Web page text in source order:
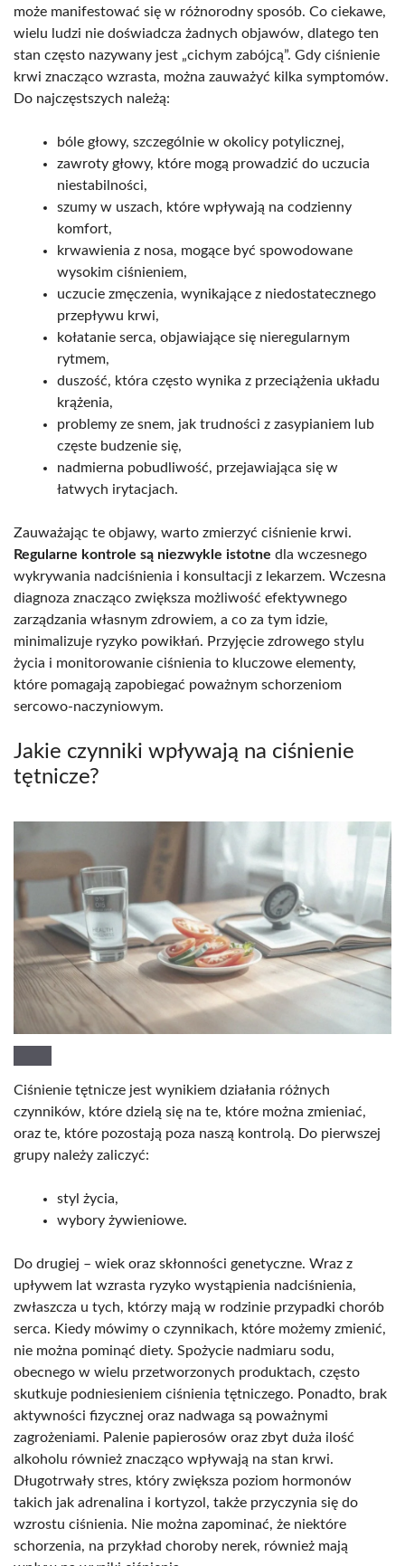
może manifestować się w różnorodny sposób. Co ciekawe,
wielu ludzi nie doświadcza żadnych objawów, dlatego ten
stan często nazywany jest „cichym zabójcą”. Gdy ciśnienie
krwi znacząco wzrasta, można zauważyć kilka symptomów.
Do najczęstszych należą:
bóle głowy, szczególnie w okolicy potylicznej,
zawroty głowy, które mogą prowadzić do uczucia
niestabilności,
szumy w uszach, które wpływają na codzienny
komfort,
krwawienia z nosa, mogące być spowodowane
wysokim ciśnieniem,
uczucie zmęczenia, wynikające z niedostatecznego
przepływu krwi,
kołatanie serca, objawiające się nieregularnym
rytmem,
duszość, która często wynika z przeciążenia układu
krążenia,
problemy ze snem, jak trudności z zasypianiem lub
częste budzenie się,
nadmierna pobudliwość, przejawiająca się w
łatwych irytacjach.
Zauważając te objawy, warto zmierzyć ciśnienie krwi.
Regularne kontrole są niezwykle istotne dla wczesnego
wykrywania nadciśnienia i konsultacji z lekarzem. Wczesna
diagnoza znacząco zwiększa możliwość efektywnego
zarządzania własnym zdrowiem, a co za tym idzie,
minimalizuje ryzyko powikłań. Przyjęcie zdrowego stylu
życia i monitorowanie ciśnienia to kluczowe elementy,
które pomagają zapobiegać poważnym schorzeniom
sercowo-naczyniowym.
Jakie czynniki wpływają na ciśnienie
tętnicze?
Ciśnienie tętnicze jest wynikiem działania różnych
czynników, które dzielą się na te, które można zmieniać,
oraz te, które pozostają poza naszą kontrolą. Do pierwszej
grupy należy zaliczyć:
styl życia,
wybory żywieniowe.
Do drugiej – wiek oraz skłonności genetyczne. Wraz z
upływem lat wzrasta ryzyko wystąpienia nadciśnienia,
zwłaszcza u tych, którzy mają w rodzinie przypadki chorób
serca. Kiedy mówimy o czynnikach, które możemy zmienić,
nie można pominąć diety. Spożycie nadmiaru sodu,
obecnego w wielu przetworzonych produktach, często
skutkuje podniesieniem ciśnienia tętniczego. Ponadto, brak
aktywności fizycznej oraz nadwaga są poważnymi
zagrożeniami. Palenie papierosów oraz zbyt duża ilość
alkoholu również znacząco wpływają na stan krwi.
Długotrwały stres, który zwiększa poziom hormonów
takich jak adrenalina i kortyzol, także przyczynia się do
wzrostu ciśnienia. Nie można zapominać, że niektóre
schorzenia, na przykład choroby nerek, również mają